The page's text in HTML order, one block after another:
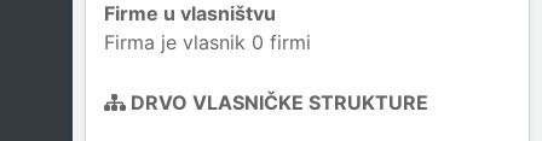
Firme u vlasništvu
Firma je vlasnik 0 firmi
DRVO VLASNIČKE STRUKTURE